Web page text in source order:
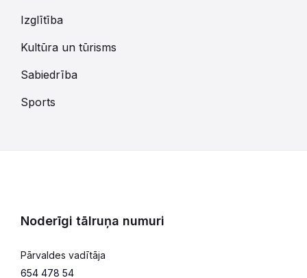
Izglītība
Kultūra un tūrisms
Sabiedrība
Sports
Noderīgi tālruņa numuri
Pārvaldes vadītāja
654 478 54